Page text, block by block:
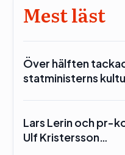
Mest läst
Över hälften
statministerns
Lars Lerin och pr-
Ulf Kristersson…